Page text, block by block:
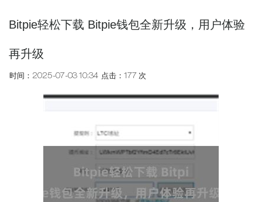
Bitpie轻松下载 Bitpie钱包全新升级，用户体验
再升级
时间：2025-07-03 10:34 点击：177 次